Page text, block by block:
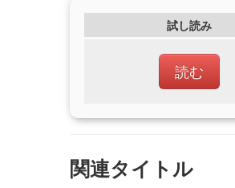
試し読み
読む
関連タイトル